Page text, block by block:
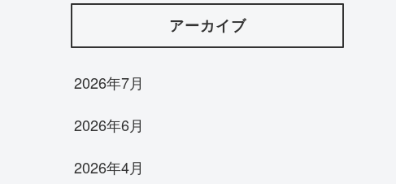
アーカイブ
2026年7月
2026年6月
2026年4月